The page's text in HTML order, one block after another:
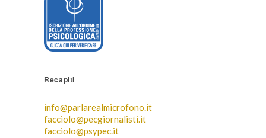
Recapiti
info@parlarealmicrofono.it
facciolo@pecgiornalisti.it
facciolo@psypec.it